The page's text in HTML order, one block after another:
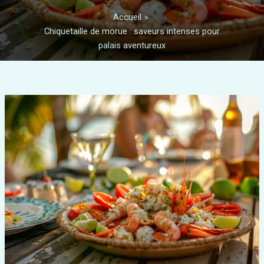
Accueil
Chiquetaille de morue : saveurs intenses pour
palais aventureux